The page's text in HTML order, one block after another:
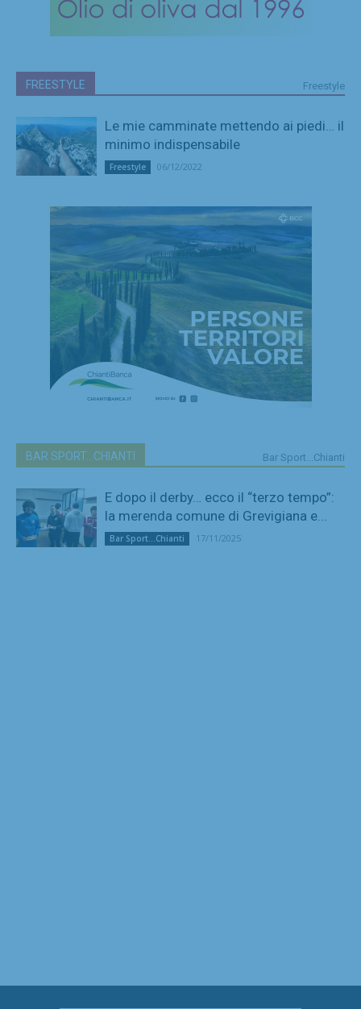
FREESTYLE Freestyle
Le mie camminate mettendo ai piedi… il
minimo indispensabile
Freestyle 06/12/2022
BAR SPORT...CHIANTI Bar Sport...Chianti
E dopo il derby… ecco il “terzo tempo”:
la merenda comune di Grevigiana e...
Bar Sport...Chianti 17/11/2025